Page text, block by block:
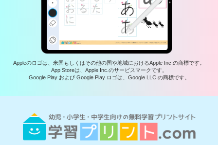
Appleのロゴは、米国もしくはその他の国や地域におけるApple Inc.の商標です。
App Storeは、Apple Inc.のサービスマークです。
Google Play および Google Play ロゴは、Google LLC の商標です。